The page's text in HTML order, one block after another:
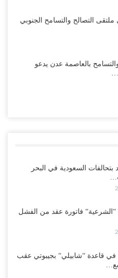
ملتقى التصالح والتسامح الجنوبي
بالعاصمة عدن يدعو
السعودية في البحر
“الشرعية“ فاتورة عقد من الفشل
في قاعدة “شابيلي“ بجيبوتي عقب